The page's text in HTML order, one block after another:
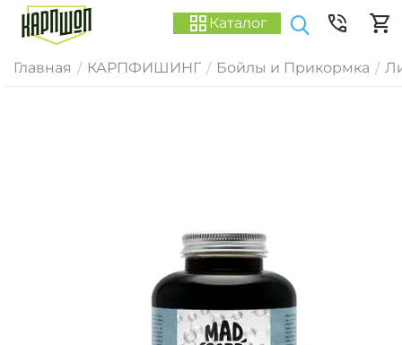
Каталог
Главная / КАРПФИШИНГ / Бойлы и Прикормка /